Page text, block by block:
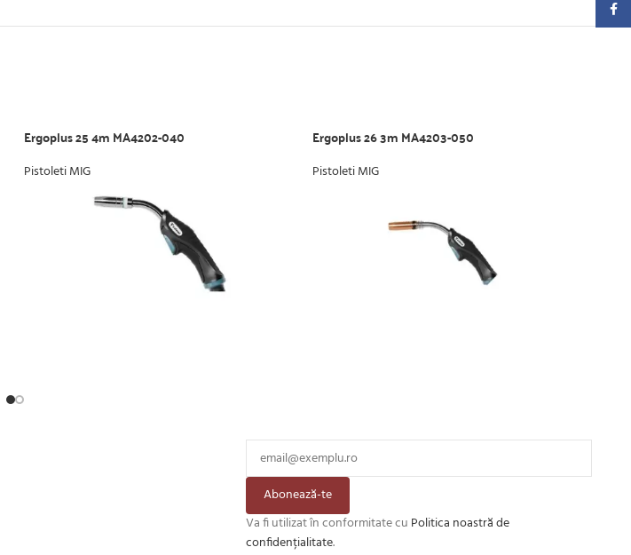
Ergoplus 25 4m MA4202-040
Pistoleti MIG
Ergoplus 26 3m MA4203-050
Pistoleti MIG
Abonează-te
Va fi utilizat în conformitate cu Politica noastră de
confidențialitate.